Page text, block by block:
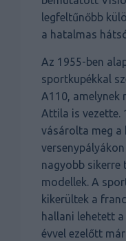
legfeltűnőbb
a hatalmas
Az 1955-ben
sportkupékkal
A110, amelynek
Attila is vezette.
vásárolta meg a
nagyobb sikerre
modellek. A
kikerültek a
hallani lehetett
évvel ezelőtt